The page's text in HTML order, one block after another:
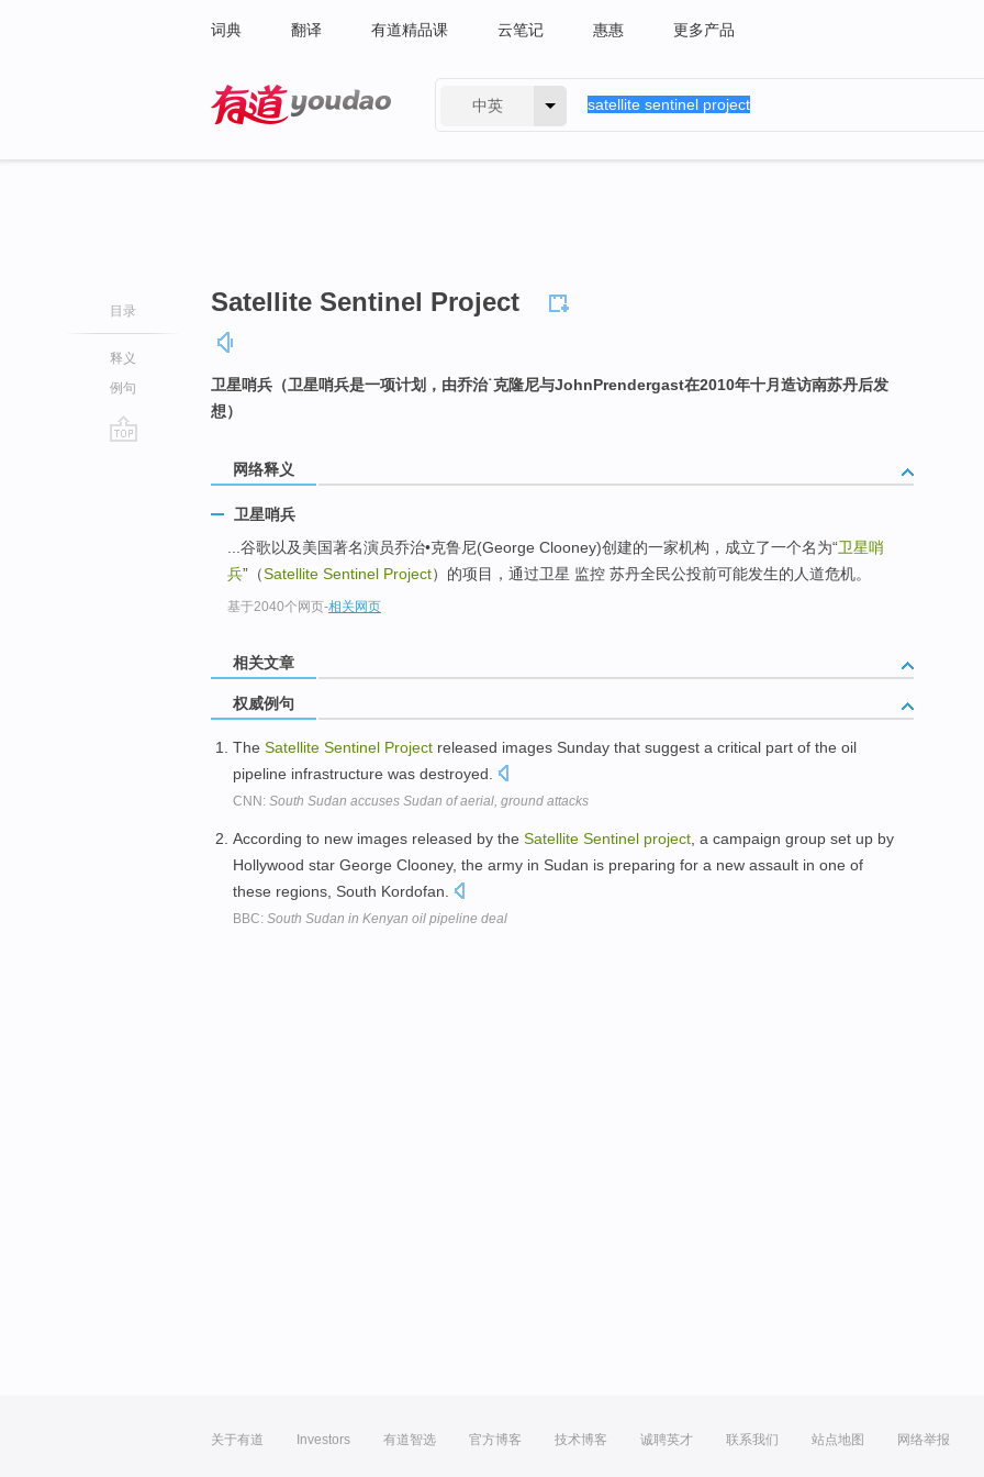
词典 翻译 有道精品课 云笔记 惠惠 更多产品
中英
目录
释义
例句
Satellite Sentinel Project
卫星哨兵（卫星哨兵是一项计划，由乔治˙克隆尼与JohnPrendergast在2010年十月造访南苏丹后发
想）
网络释义
卫星哨兵
...谷歌以及美国著名演员乔治•克鲁尼(George Clooney)创建的一家机构，成立了一个名为“卫星哨
兵”（Satellite Sentinel Project）的项目，通过卫星 监控 苏丹全民公投前可能发生的人道危机。
基于2040个网页-相关网页
相关文章
权威例句
The Satellite Sentinel Project released images Sunday that suggest a critical part of the oil
pipeline infrastructure was destroyed.
CNN: South Sudan accuses Sudan of aerial, ground attacks
According to new images released by the Satellite Sentinel project , a campaign group set up by
Hollywood star George Clooney, the army in Sudan is preparing for a new assault in one of
these regions, South Kordofan.
BBC: South Sudan in Kenyan oil pipeline deal
关于有道 Investors 有道智选 官方博客 技术博客 诚聘英才 联系我们 站点地图 网络举报